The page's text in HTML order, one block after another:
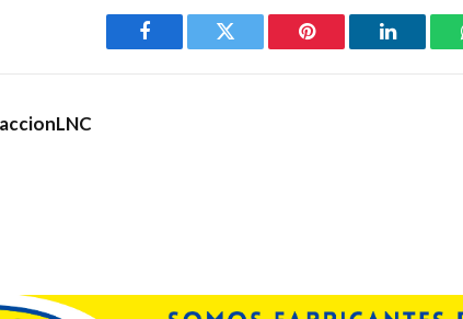
Facebook Gorjeo Pinterest LinkedIn